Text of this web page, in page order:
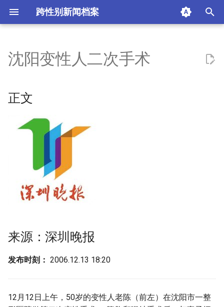
跨性别新闻档案
n
i
正文
来源：深圳晚报
摘要与附加信息
附加信息 [Processed Page
沈阳变性人二次手术
正文
来源：深圳晚报
发布时刻： 2006.12.13 18:20
12月12日上午，50岁的变性人老陈（前左）在沈阳市一整